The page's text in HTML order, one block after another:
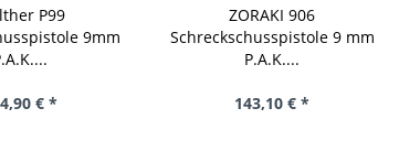
P99
9mm
€ *
ZORAKI 906
Schreckschusspistole 9 mm
P.A.K....
143,10 € *